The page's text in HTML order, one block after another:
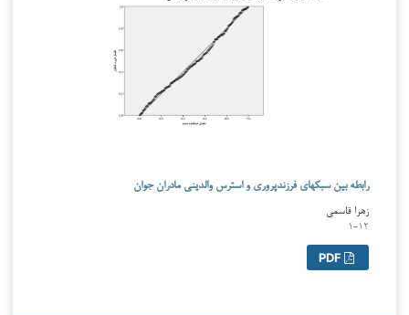
رابطه بین سبک­های فرزندپروری و استرس والدینی مادران جوان
زهرا قاسمی
۱-۱۲